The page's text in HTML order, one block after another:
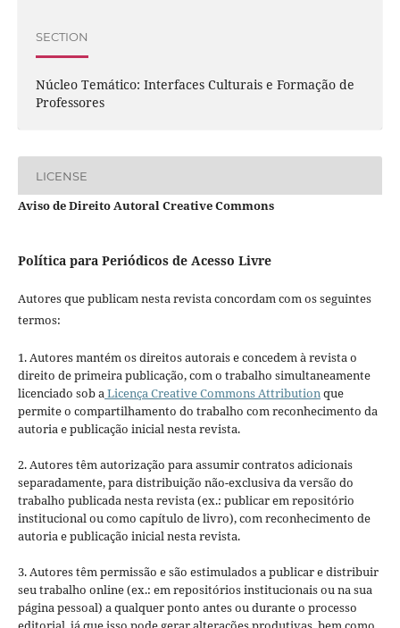
SECTION
Núcleo Temático: Interfaces Culturais e Formação de
Professores
LICENSE
Aviso de Direito Autoral Creative Commons
Política para Periódicos de Acesso Livre
Autores que publicam nesta revista concordam com os seguintes
termos:
1. Autores mantém os direitos autorais e concedem à revista o
direito de primeira publicação, com o trabalho simultaneamente
licenciado sob aLicença Creative Commons Attributionque
permite o compartilhamento do trabalho com reconhecimento da
autoria e publicação inicial nesta revista.
2. Autores têm autorização para assumir contratos adicionais
separadamente, para distribuição não-exclusiva da versão do
trabalho publicada nesta revista (ex.: publicar em repositório
institucional ou como capítulo de livro), com reconhecimento de
autoria e publicação inicial nesta revista.
3. Autores têm permissão e são estimulados a publicar e distribuir
seu trabalho online (ex.: em repositórios institucionais ou na sua
página pessoal) a qualquer ponto antes ou durante o processo